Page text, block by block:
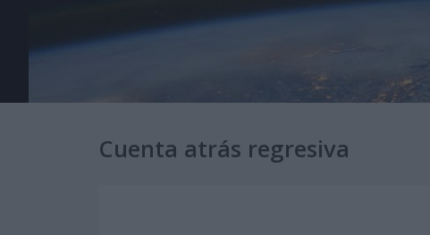
Cuenta atrás regresiva